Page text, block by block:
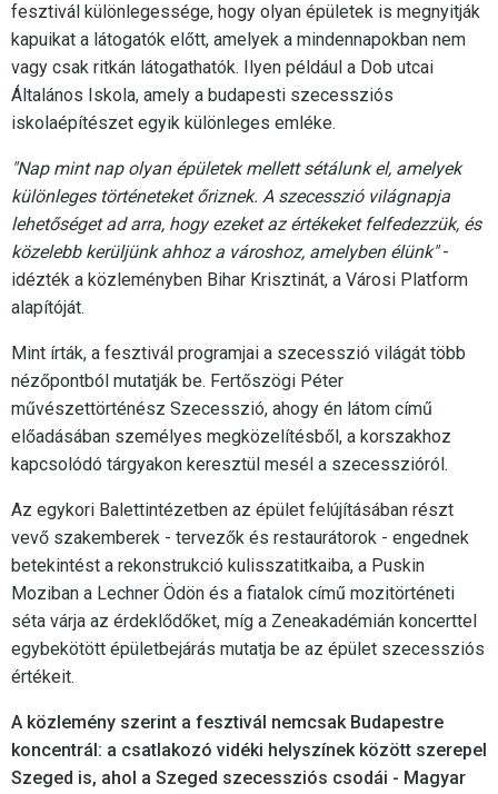
fesztivál különlegessége, hogy olyan épületek is megnyitják
kapuikat a látogatók előtt, amelyek a mindennapokban nem
vagy csak ritkán látogathatók. Ilyen például a Dob utcai
Általános Iskola, amely a budapesti szecessziós
iskolaépítészet egyik különleges emléke.
"Nap mint nap olyan épületek mellett sétálunk el, amelyek
különleges történeteket őriznek. A szecesszió világnapja
lehetőséget ad arra, hogy ezeket az értékeket felfedezzük, és
közelebb kerüljünk ahhoz a városhoz, amelyben élünk"-
idézték a közleményben Bihar Krisztinát, a Városi Platform
alapítóját.
Mint írták, a fesztivál programjai a szecesszió világát több
nézőpontból mutatják be. Fertőszögi Péter
művészettörténész Szecesszió, ahogy én látom című
előadásában személyes megközelítésből, a korszakhoz
kapcsolódó tárgyakon keresztül mesél a szecesszióról.
Az egykori Balettintézetben az épület felújításában részt
vevő szakemberek - tervezők és restaurátorok - engednek
betekintést a rekonstrukció kulisszatitkaiba, a Puskin
Moziban a Lechner Ödön és a fiatalok című mozitörténeti
séta várja az érdeklődőket, míg a Zeneakadémián koncerttel
egybekötött épületbejárás mutatja be az épület szecessziós
értékeit.
A közlemény szerint a fesztivál nemcsak Budapestre
koncentrál: a csatlakozó vidéki helyszínek között szerepel
Szeged is, ahol a Szeged szecessziós csodái - Magyar